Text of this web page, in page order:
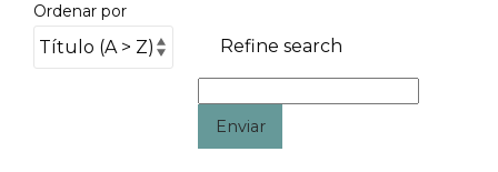
Ordenar por
Refine search
Enviar